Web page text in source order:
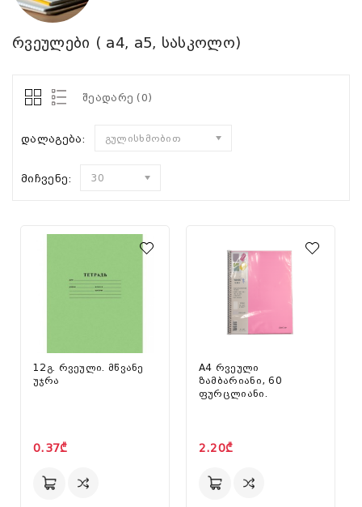
რვეულები ( a4, a5, სასკოლო)
შეადარე (0)
დალაგება: გულისხმობით
მიჩვენე: 30
12გ. რვეული. მწვანე
უჯრა
0.37₾
A4 რვეული
ზამბარიანი, 60
ფურცლიანი.
2.20₾